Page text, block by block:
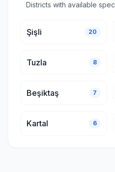
Districts with available
Şişli 20
Tuzla 8
Beşiktaş 7
Kartal 6